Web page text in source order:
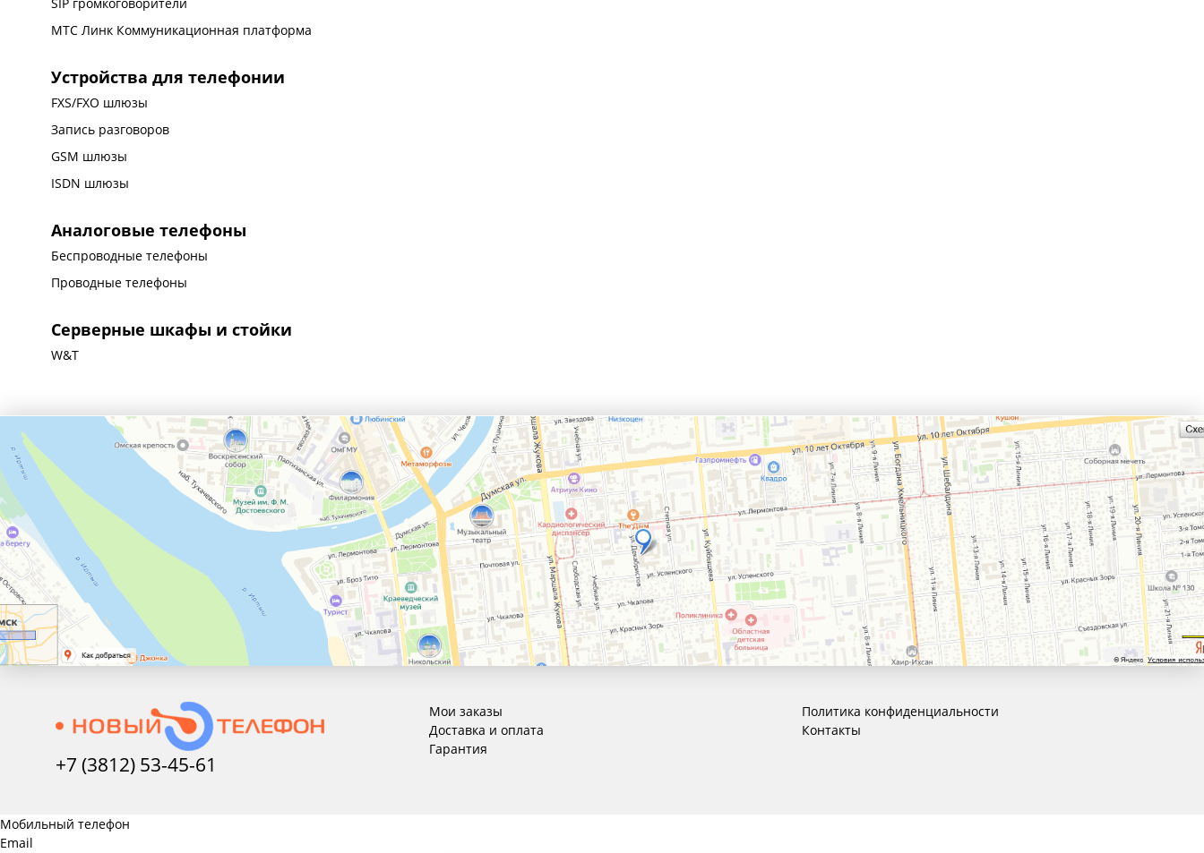
МТС Линк Коммуникационная платформа
Устройства для телефонии
FXS/FXO шлюзы
Запись разговоров
GSM шлюзы
ISDN шлюзы
Аналоговые телефоны
Беспроводные телефоны
Проводные телефоны
Серверные шкафы и стойки
W&T
+7 (3812) 53-45-61
Мои заказы
Доставка и оплата
Гарантия
Политика конфиденциальности
Контакты
Мобильный телефон
Email